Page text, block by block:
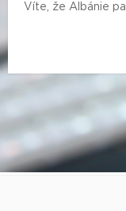
Víte, že Albánie